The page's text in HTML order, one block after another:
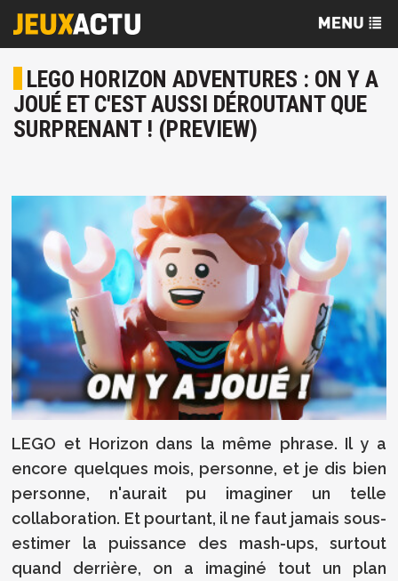
LEGO HORIZON ADVENTURES : ON Y A
JOUÉ ET C'EST AUSSI DÉROUTANT QUE
SURPRENANT ! (PREVIEW)
LEGO et Horizon dans la même phrase. Il y a
encore quelques mois, personne, et je dis bien
personne, n'aurait pu imaginer un telle
collaboration. Et pourtant, il ne faut jamais sous-
estimer la puissance des mash-ups, surtout
quand derrière, on a imaginé tout un plan